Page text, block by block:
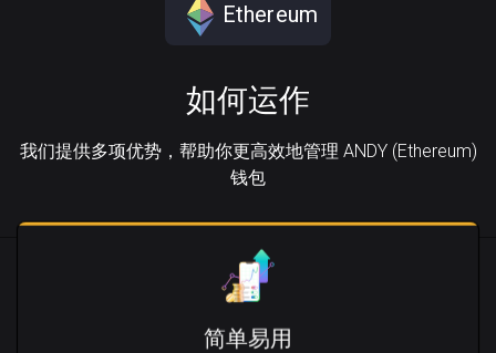
Ethereum
如何运作
我们提供多项优势，帮助你更高效地管理 ANDY (Ethereum)
钱包
简单易用